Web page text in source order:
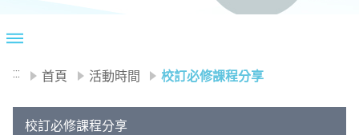
::: 首頁 活動時間 校訂必修課程分享
校訂必修課程分享